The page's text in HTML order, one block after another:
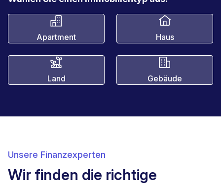
Apartment Haus
Land Gebäude
Unsere Finanzexperten
Wir finden die richtige